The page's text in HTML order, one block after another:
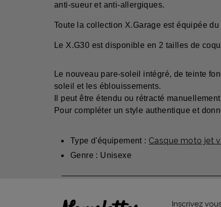
anti-sueur et anti-allergiques.
Toute la collection X.Garage est équipée
Le X.G30 est disponible en 2 tailles de
Le nouveau pare-soleil intégré, de teinte
soleil et les éblouissements.
Il peut être étendu ou rétracté
Pour compléter un style authentique et
Type d'équipement : Casque moto jet
Genre : Unisexe
Inscrivez